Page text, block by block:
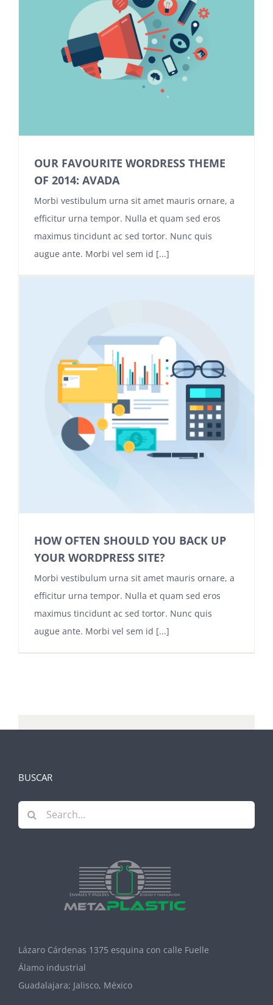
OUR FAVOURITE WORDRESS THEME
OF 2014: AVADA
Morbi vestibulum urna sit amet mauris ornare, a
efficitur urna tempor. Nulla et quam sed eros
maximus tincidunt ac sed tortor. Nunc quis
augue ante. Morbi vel sem id [...]
HOW OFTEN SHOULD YOU BACK UP
YOUR WORDPRESS SITE?
Morbi vestibulum urna sit amet mauris ornare, a
efficitur urna tempor. Nulla et quam sed eros
maximus tincidunt ac sed tortor. Nunc quis
augue ante. Morbi vel sem id [...]
BUSCAR
Search
for:
Lázaro Cárdenas 1375 esquina con calle Fuelle
Álamo industrial
Guadalajara; Jalisco, México